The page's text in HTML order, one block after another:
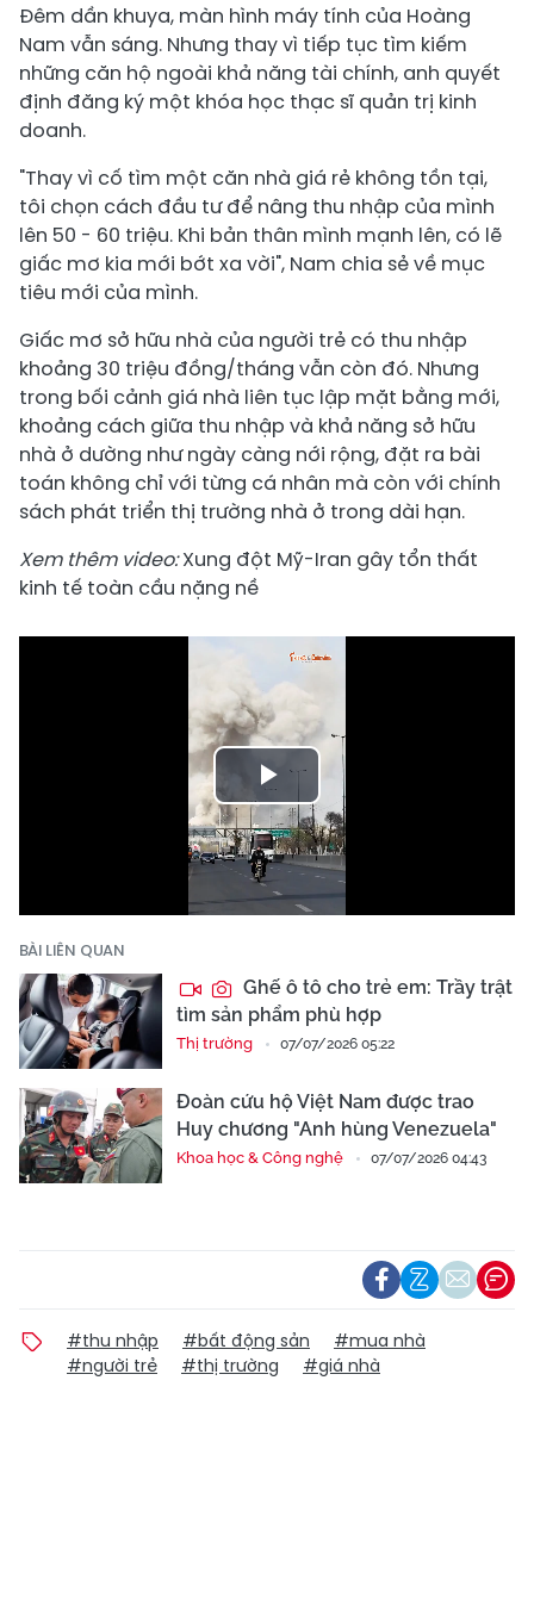
Đêm dần khuya, màn hình máy tính của Hoàng
Nam vẫn sáng. Nhưng thay vì tiếp tục tìm kiếm
những căn hộ ngoài khả năng tài chính, anh quyết
định đăng ký một khóa học thạc sĩ quản trị kinh
doanh.
"Thay vì cố tìm một căn nhà giá rẻ không tồn tại,
tôi chọn cách đầu tư để nâng thu nhập của mình
lên 50 - 60 triệu. Khi bản thân mình mạnh lên, có lẽ
giấc mơ kia mới bớt xa vời", Nam chia sẻ về mục
tiêu mới của mình.
Giấc mơ sở hữu nhà của người trẻ có thu nhập
khoảng 30 triệu đồng/tháng vẫn còn đó. Nhưng
trong bối cảnh giá nhà liên tục lập mặt bằng mới,
khoảng cách giữa thu nhập và khả năng sở hữu
nhà ở dường như ngày càng nới rộng, đặt ra bài
toán không chỉ với từng cá nhân mà còn với chính
sách phát triển thị trường nhà ở trong dài hạn.
Xem thêm video:Xung đột Mỹ-Iran gây tổn thất
kinh tế toàn cầu nặng nề
Play
Video
BÀI LIÊN QUAN
Ghế ô tô cho trẻ em: Trầy trật
tìm sản phẩm phù hợp
Thị trường 07/07/2026 05:22
Đoàn cứu hộ Việt Nam được trao
Huy chương "Anh hùng Venezuela"
Khoa học & Công nghệ 07/07/2026 04:43
#thu nhập #bất động sản
#mua nhà
#người trẻ
#thị trường #giá nhà